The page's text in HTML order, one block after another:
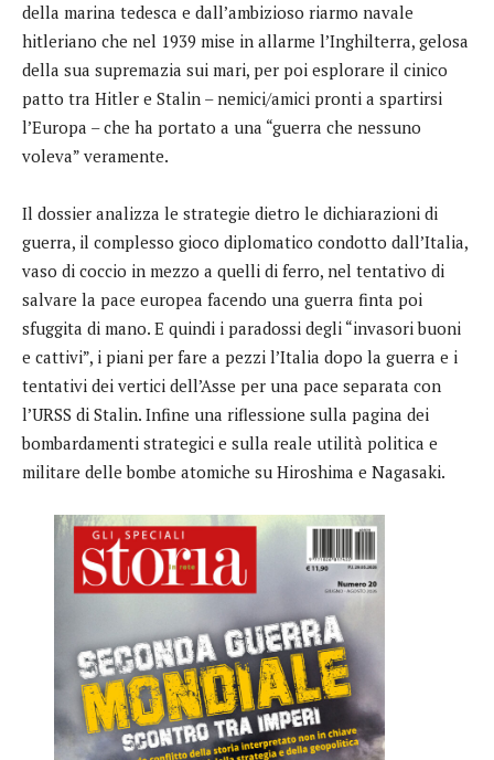
della marina tedesca e dall’ambizioso riarmo navale
hitleriano che nel 1939 mise in allarme l’Inghilterra, gelosa
della sua supremazia sui mari, per poi esplorare il cinico
patto tra Hitler e Stalin – nemici/amici pronti a spartirsi
l’Europa – che ha portato a una “guerra che nessuno
voleva” veramente.
Il dossier analizza le strategie dietro le dichiarazioni di
guerra, il complesso gioco diplomatico condotto dall’Italia,
vaso di coccio in mezzo a quelli di ferro, nel tentativo di
salvare la pace europea facendo una guerra finta poi
sfuggita di mano. E quindi i paradossi degli “invasori buoni
e cattivi”, i piani per fare a pezzi l’Italia dopo la guerra e i
tentativi dei vertici dell’Asse per una pace separata con
l’URSS di Stalin. Infine una riflessione sulla pagina dei
bombardamenti strategici e sulla reale utilità politica e
militare delle bombe atomiche su Hiroshima e Nagasaki.